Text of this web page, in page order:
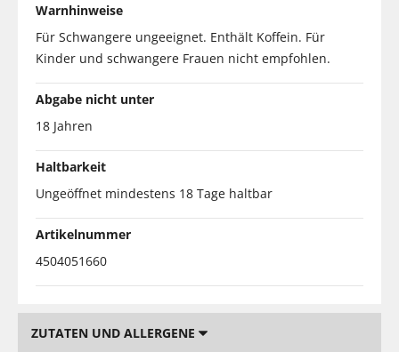
Warnhinweise
Für Schwangere ungeeignet. Enthält Koffein. Für
Kinder und schwangere Frauen nicht empfohlen.
Abgabe nicht unter
18 Jahren
Haltbarkeit
Ungeöffnet mindestens 18 Tage haltbar
Artikelnummer
4504051660
ZUTATEN UND ALLERGENE